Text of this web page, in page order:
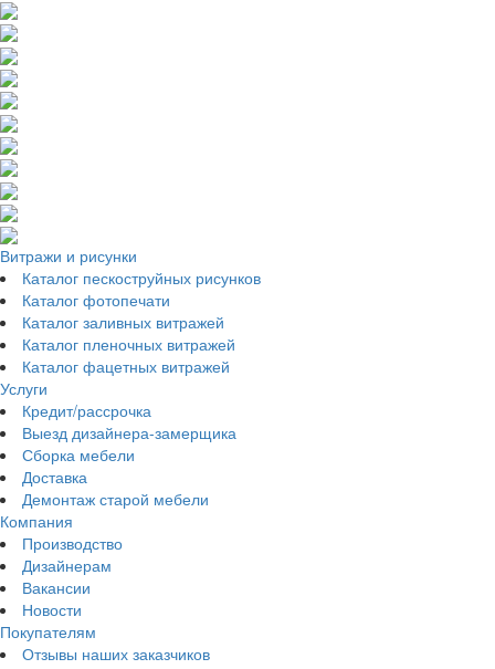
Витражи и рисунки
Каталог пескоструйных рисунков
Каталог фотопечати
Каталог заливных витражей
Каталог пленочных витражей
Каталог фацетных витражей
Услуги
Кредит/рассрочка
Выезд дизайнера-замерщика
Сборка мебели
Доставка
Демонтаж старой мебели
Компания
Производство
Дизайнерам
Вакансии
Новости
Покупателям
Отзывы наших заказчиков